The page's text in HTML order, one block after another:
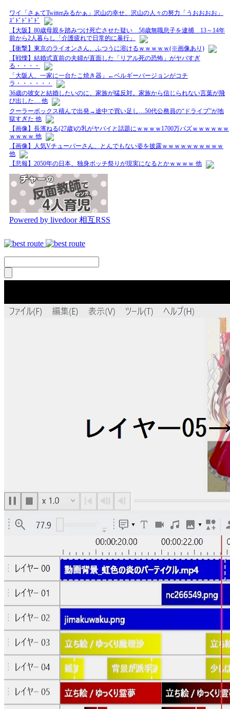
ワイ「さぁてTwitterみるかぁ」沢山の幸せ、沢山の人々の努力「うおおおお」
ｽﾞﾄﾞﾄﾞﾄﾞﾄﾞ
【大阪】80歳母親を踏みつけ死亡させた疑い 58歳無職息子を逮捕 13～14年
前から2人暮らし「介護疲れで日常的に暴行」
【衝撃】東京のライオンさん、ふつうに溶けるｗｗｗｗｗ(※画像あり)
【戦慄】結婚式直前の夫婦が直面した「リアル死の恐怖」がヤバすぎ
る・・・・
「大阪人、一家に一台たこ焼き器」←ベルギーバージョンがコチ
ラ・・・・・・
36歳の彼女と結婚したいのに、家族が猛反対。家族から信じられない言葉が飛
び出した… 他
クーラーボックス積んで出発→途中で買い足し…50代公務員の“ドライブ”が地
獄すぎた 他
【画像】長濱ねる(27歳)の乳がヤバイと話題にｗｗｗｗ1700万バズｗｗｗｗｗｗ
ｗｗｗｗ 他
【画像】人気Vチューバーさん、とんでもない姿を披露ｗｗｗｗｗｗｗｗｗｗ
他
【悲報】2050年の日本、独身ボッチ祭りが現実になるとかｗｗｗｗ 他
Powered by livedoor 相互RSS